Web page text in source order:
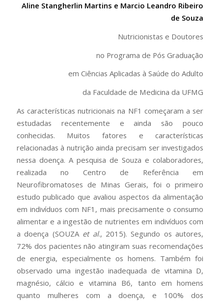
Aline Stangherlin Martins e Marcio Leandro Ribeiro
de Souza
Nutricionistas e Doutores
no Programa de Pós Graduação
em Ciências Aplicadas à Saúde do Adulto
da Faculdade de Medicina da UFMG
As características nutricionais na NF1 começaram a ser
estudadas recentemente e ainda são pouco
conhecidas. Muitos fatores e características
relacionadas à nutrição ainda precisam ser investigados
nessa doença. A pesquisa de Souza e colaboradores,
realizada no Centro de Referência em
Neurofibromatoses de Minas Gerais, foi o primeiro
estudo publicado que avaliou aspectos da alimentação
em indivíduos com NF1, mais precisamente o consumo
alimentar e a ingestão de nutrientes em indivíduos com
a doença (SOUZA et al., 2015). Segundo os autores,
72% dos pacientes não atingiram suas recomendações
de energia, especialmente os homens. Também foi
observado uma ingestão inadequada de vitamina D,
magnésio, cálcio e vitamina B6, tanto em homens
quanto mulheres com a doença, e 100% dos